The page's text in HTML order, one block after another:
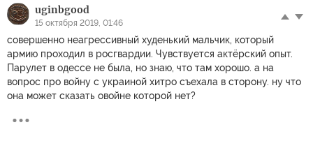
uginbgood
15 октября 2019, 01:46
совершенно неагрессивный худенький мальчик, который
армию проходил в росгвардии. Чувствуется актёрский опыт.
Парулет в одессе не была, но знаю, что там хорошо. а на
вопрос про войну с украиной хитро съехала в сторону. ну что
она может сказать овойне которой нет?